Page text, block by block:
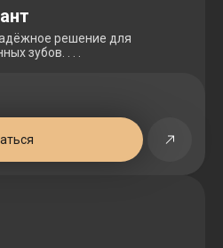
решение для
зубов. . . .